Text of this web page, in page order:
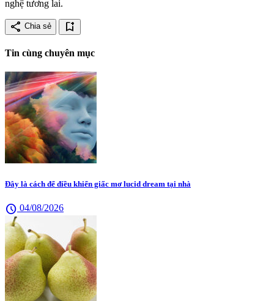
nghệ tương lai.
share Chia sẻ bookmark_add
Tin cùng chuyên mục
Đây là cách để điều khiển giấc mơ lucid dream tại nhà
schedule 04/08/2026